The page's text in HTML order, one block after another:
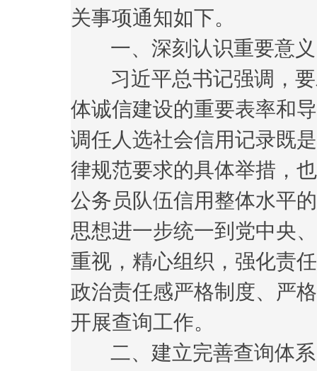
关事项通知如下。
一、深刻认识重要意义
习近平总书记强调，要
体诚信建设的重要表率和
调任人选社会信用记录既
律规范要求的具体举措，
公务员队伍信用整体水平
思想进一步统一到党中央
重视，精心组织，强化责
政治责任感严格制度、严
开展查询工作。
二、建立完善查询体系